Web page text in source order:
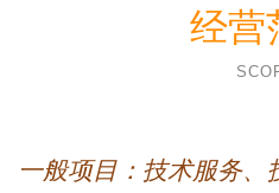
经营
一般项目：技术服务、